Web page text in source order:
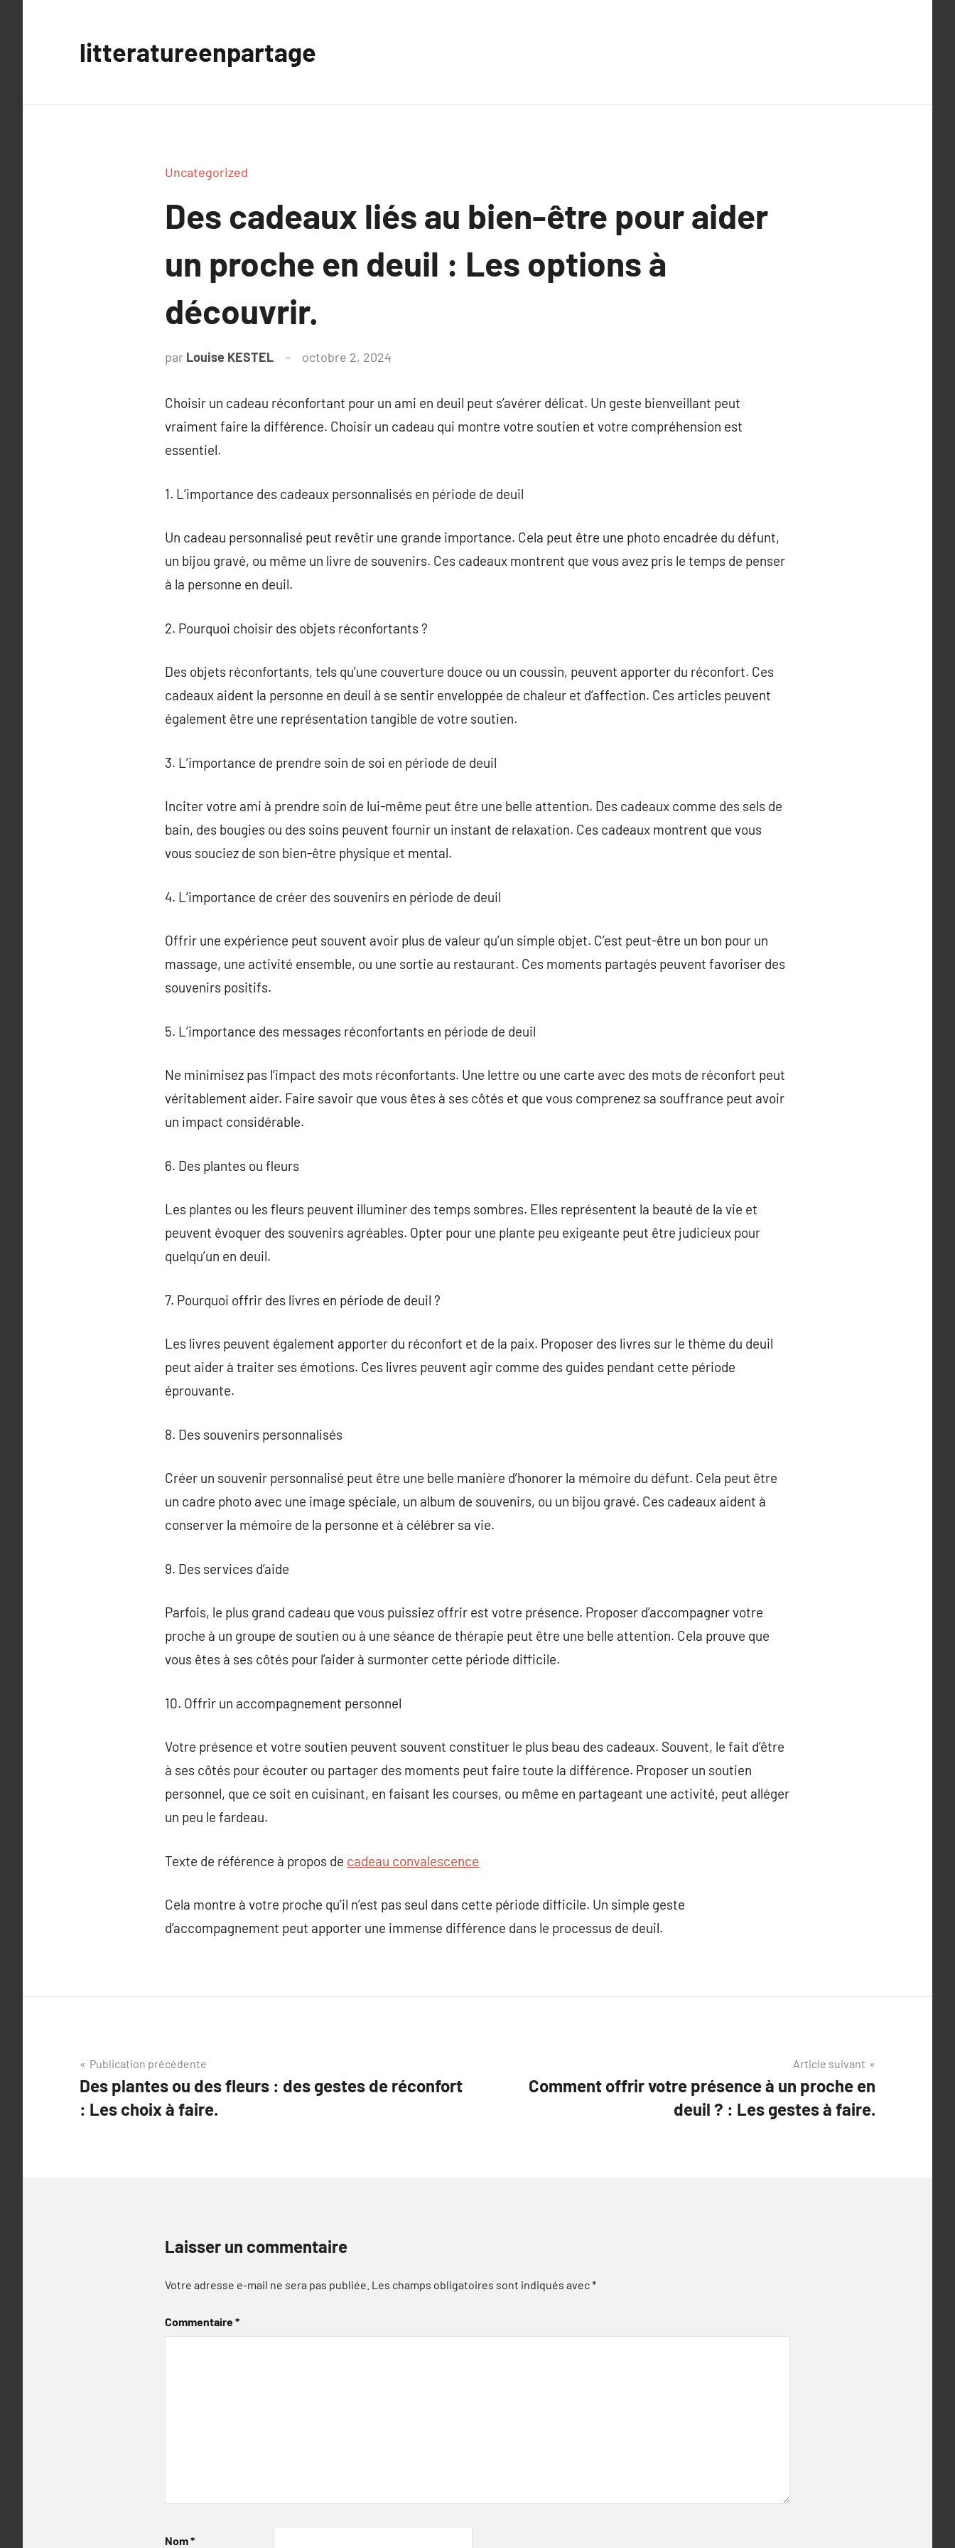
litteratureenpartage
Uncategorized
Des cadeaux liés au bien-être pour aider
un proche en deuil : Les options à
découvrir.
par Louise KESTEL octobre 2, 2024
Choisir un cadeau réconfortant pour un ami en deuil peut s’avérer délicat. Un geste bienveillant peut
vraiment faire la différence. Choisir un cadeau qui montre votre soutien et votre compréhension est
essentiel.
1. L’importance des cadeaux personnalisés en période de deuil
Un cadeau personnalisé peut revêtir une grande importance. Cela peut être une photo encadrée du défunt,
un bijou gravé, ou même un livre de souvenirs. Ces cadeaux montrent que vous avez pris le temps de penser
à la personne en deuil.
2. Pourquoi choisir des objets réconfortants ?
Des objets réconfortants, tels qu’une couverture douce ou un coussin, peuvent apporter du réconfort. Ces
cadeaux aident la personne en deuil à se sentir enveloppée de chaleur et d’affection. Ces articles peuvent
également être une représentation tangible de votre soutien.
3. L’importance de prendre soin de soi en période de deuil
Inciter votre ami à prendre soin de lui-même peut être une belle attention. Des cadeaux comme des sels de
bain, des bougies ou des soins peuvent fournir un instant de relaxation. Ces cadeaux montrent que vous
vous souciez de son bien-être physique et mental.
4. L’importance de créer des souvenirs en période de deuil
Offrir une expérience peut souvent avoir plus de valeur qu’un simple objet. C’est peut-être un bon pour un
massage, une activité ensemble, ou une sortie au restaurant. Ces moments partagés peuvent favoriser des
souvenirs positifs.
5. L’importance des messages réconfortants en période de deuil
Ne minimisez pas l’impact des mots réconfortants. Une lettre ou une carte avec des mots de réconfort peut
véritablement aider. Faire savoir que vous êtes à ses côtés et que vous comprenez sa souffrance peut avoir
un impact considérable.
6. Des plantes ou fleurs
Les plantes ou les fleurs peuvent illuminer des temps sombres. Elles représentent la beauté de la vie et
peuvent évoquer des souvenirs agréables. Opter pour une plante peu exigeante peut être judicieux pour
quelqu’un en deuil.
7. Pourquoi offrir des livres en période de deuil ?
Les livres peuvent également apporter du réconfort et de la paix. Proposer des livres sur le thème du deuil
peut aider à traiter ses émotions. Ces livres peuvent agir comme des guides pendant cette période
éprouvante.
8. Des souvenirs personnalisés
Créer un souvenir personnalisé peut être une belle manière d’honorer la mémoire du défunt. Cela peut être
un cadre photo avec une image spéciale, un album de souvenirs, ou un bijou gravé. Ces cadeaux aident à
conserver la mémoire de la personne et à célébrer sa vie.
9. Des services d’aide
Parfois, le plus grand cadeau que vous puissiez offrir est votre présence. Proposer d’accompagner votre
proche à un groupe de soutien ou à une séance de thérapie peut être une belle attention. Cela prouve que
vous êtes à ses côtés pour l’aider à surmonter cette période difficile.
10. Offrir un accompagnement personnel
Votre présence et votre soutien peuvent souvent constituer le plus beau des cadeaux. Souvent, le fait d’être
à ses côtés pour écouter ou partager des moments peut faire toute la différence. Proposer un soutien
personnel, que ce soit en cuisinant, en faisant les courses, ou même en partageant une activité, peut alléger
un peu le fardeau.
Texte de référence à propos de cadeau convalescence
Cela montre à votre proche qu’il n’est pas seul dans cette période difficile. Un simple geste
d’accompagnement peut apporter une immense différence dans le processus de deuil.
Navigation
de
l’article
Publication précédente
Des plantes ou des fleurs : des gestes de réconfort
: Les choix à faire.
Article suivant
Comment offrir votre présence à un proche en
deuil ? : Les gestes à faire.
Laisser un commentaire
Votre adresse e-mail ne sera pas publiée. Les champs obligatoires sont indiqués avec*
Commentaire*
Nom*